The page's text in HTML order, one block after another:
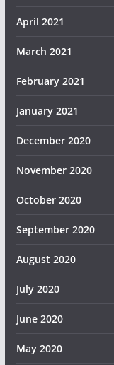
April 2021
March 2021
February 2021
January 2021
December 2020
November 2020
October 2020
September 2020
August 2020
July 2020
June 2020
May 2020